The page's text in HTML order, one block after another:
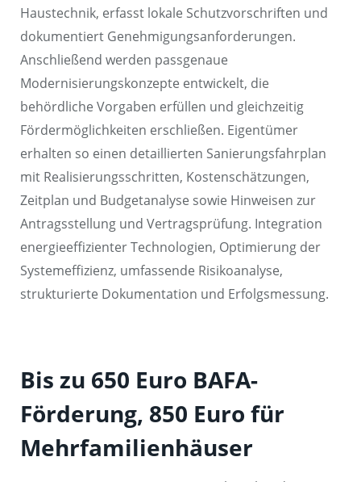
Haustechnik, erfasst lokale Schutzvorschriften und
dokumentiert Genehmigungsanforderungen.
Anschließend werden passgenaue
Modernisierungskonzepte entwickelt, die
behördliche Vorgaben erfüllen und gleichzeitig
Fördermöglichkeiten erschließen. Eigentümer
erhalten so einen detaillierten Sanierungsfahrplan
mit Realisierungsschritten, Kostenschätzungen,
Zeitplan und Budgetanalyse sowie Hinweisen zur
Antragsstellung und Vertragsprüfung. Integration
energieeffizienter Technologien, Optimierung der
Systemeffizienz, umfassende Risikoanalyse,
strukturierte Dokumentation und Erfolgsmessung.
Bis zu 650 Euro BAFA-
Förderung, 850 Euro für
Mehrfamilienhäuser